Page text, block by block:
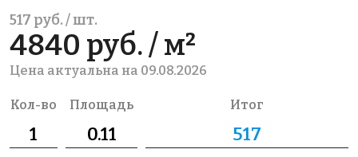
517 руб. / шт.
4840 руб. / м²
Цена актуальна на 09.08.2026
Кол-во Площадь Итог